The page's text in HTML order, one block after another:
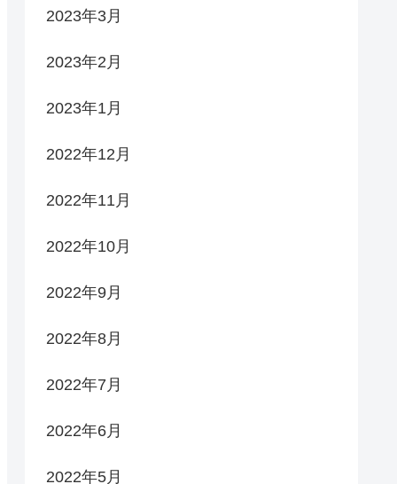
2023年3月
2023年2月
2023年1月
2022年12月
2022年11月
2022年10月
2022年9月
2022年8月
2022年7月
2022年6月
2022年5月